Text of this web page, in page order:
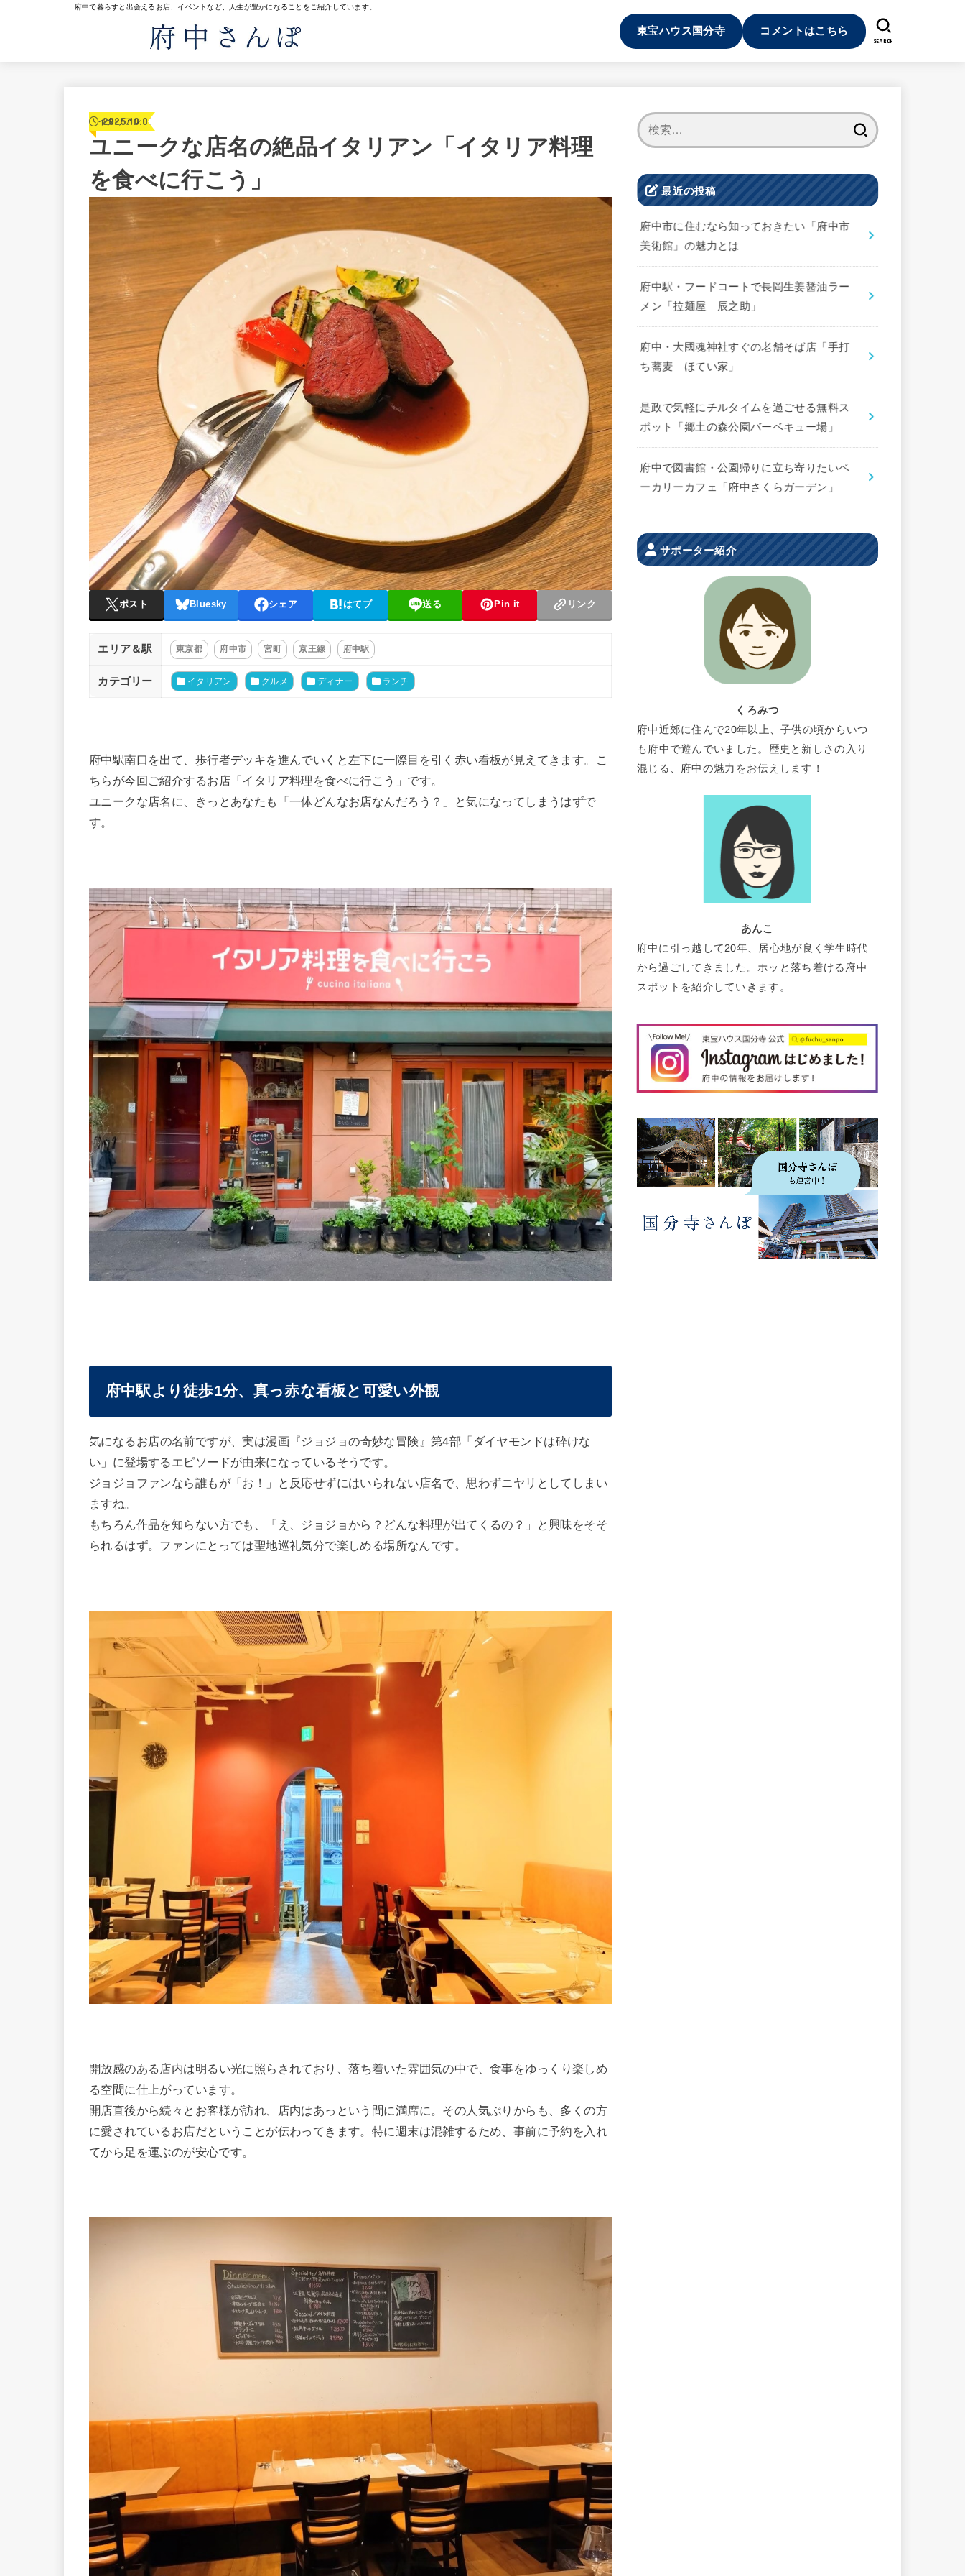
府中で暮らすと出会えるお店、イベントなど、人生が豊かになることをご紹介しています。
東宝ハウス国分寺 コメントはこちら
SEARCH
イタリアン
2025.10.06
ユニークな店名の絶品イタリアン「イタリア料理
を食べに行こう」
ポスト Bluesky シェア はてブ 送る Pin it リンク
エリア＆駅 東京都 府中市 宮町 京王線 府中駅
カテゴリー イタリアン グルメ ディナー ランチ
府中駅南口を出て、歩行者デッキを進んでいくと左下に一際目を引く赤い看板が見えてきます。こ
ちらが今回ご紹介するお店「イタリア料理を食べに行こう」です。
ユニークな店名に、きっとあなたも「一体どんなお店なんだろう？」と気になってしまうはずで
す。
府中駅より徒歩1分、真っ赤な看板と可愛い外観
気になるお店の名前ですが、実は漫画『ジョジョの奇妙な冒険』第4部「ダイヤモンドは砕けな
い」に登場するエピソードが由来になっているそうです。
ジョジョファンなら誰もが「お！」と反応せずにはいられない店名で、思わずニヤリとしてしまい
ますね。
もちろん作品を知らない方でも、「え、ジョジョから？どんな料理が出てくるの？」と興味をそそ
られるはず。ファンにとっては聖地巡礼気分で楽しめる場所なんです。
開放感のある店内は明るい光に照らされており、落ち着いた雰囲気の中で、食事をゆっくり楽しめ
る空間に仕上がっています。
開店直後から続々とお客様が訪れ、店内はあっという間に満席に。その人気ぶりからも、多くの方
に愛されているお店だということが伝わってきます。特に週末は混雑するため、事前に予約を入れ
てから足を運ぶのが安心です。
最近の投稿
府中市に住むなら知っておきたい「府中市
美術館」の魅力とは
府中駅・フードコートで長岡生姜醤油ラー
メン「拉麺屋 辰之助」
府中・大國魂神社すぐの老舗そば店「手打
ち蕎麦 ほてい家」
是政で気軽にチルタイムを過ごせる無料ス
ポット「郷土の森公園バーベキュー場」
府中で図書館・公園帰りに立ち寄りたいベ
ーカリーカフェ「府中さくらガーデン」
サポーター紹介
くろみつ
府中近郊に住んで20年以上、子供の頃からいつ
も府中で遊んでいました。歴史と新しさの入り
混じる、府中の魅力をお伝えします！
あんこ
府中に引っ越して20年、居心地が良く学生時代
から過ごしてきました。ホッと落ち着ける府中
スポットを紹介していきます。